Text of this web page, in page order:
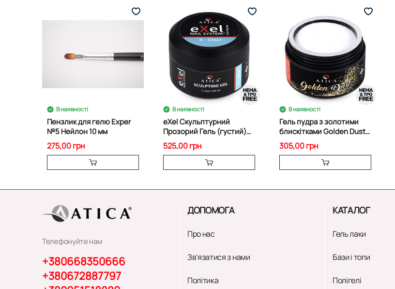
В наявності
Пензлик для гелю Exper
№5 Нейлон 10 мм
275,00 грн
В наявності
eXel Скульптурний
Прозорий Гель (густий)
50 мл
525,00 грн
В наявності
Гель пудра з золотими
блискітками Golden Dust
30 мл
305,00 грн
Телефонуйте нам
+380668350666
+380672887797
ДОПОМОГА
Про нас
Зв'язатися з нами
Політика
КАТАЛОГ
Гель лаки
Бази і топи
Полігелі